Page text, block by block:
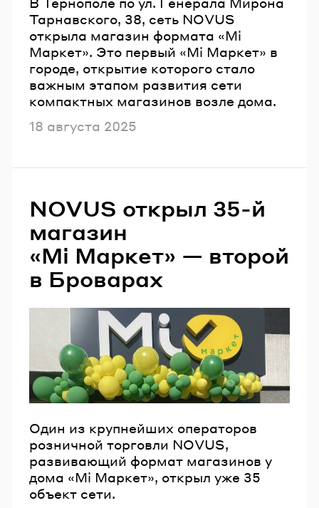
Тарнавского, 38, сеть NOVUS
открыла магазин формата «Мі
Маркет». Это первый «Мі Маркет» в
городе, открытие которого стало
важным этапом развития сети
компактных магазинов возле дома.
Опубликовано
18 августа 2025
NOVUS открыл 35-й
магазин
«Мі Маркет» — второй
в Броварах
Один из крупнейших операторов
розничной торговли NOVUS,
развивающий формат магазинов у
дома «Мі Маркет», открыл уже 35
объект сети.